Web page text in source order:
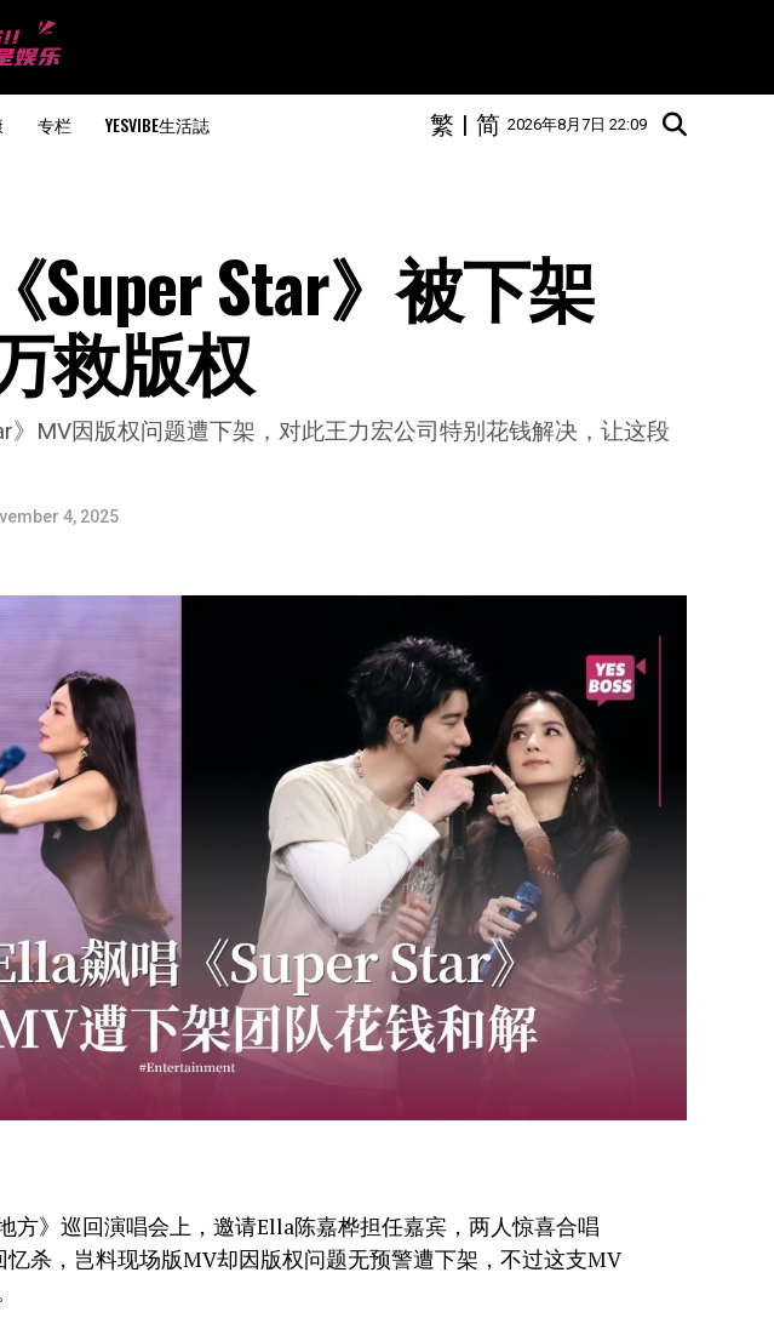
专栏 YESVIBE生活誌 2026年8月7日 22:09
简
|
繁
Super Star》被下架
救版权
》MV因版权问题遭下架，对此王力宏公司特别花钱解决，让这段
4, 2025
方》巡回演唱会上，邀请Ella陈嘉桦担任嘉宾，两人惊喜合唱
忆杀，岂料现场版MV却因版权问题无预警遭下架，不过这支MV